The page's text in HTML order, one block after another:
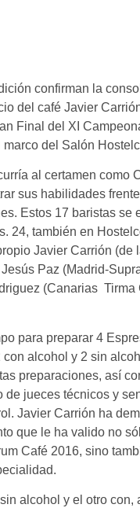
confirman la
del café Javier
Final del XI
del Salón
al certamen como
sus habilidades
Estos 17 baristas se
24, también en
Javier Carrión (de
Paz (Madrid-
(Canarias 
para preparar 4
alcohol y 2 sin
preparaciones, así
jueces técnicos y
Javier Carrión ha
que le ha valido no
Café 2016, sino
alcohol y el otro con,